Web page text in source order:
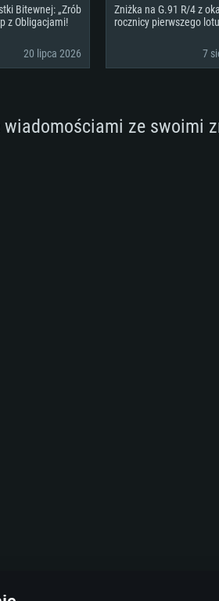
Bitewnej: „Zrób
z Obligacjami!
20 lipca 2026
Zniżka na G.91 R/4 z
rocznicy pierwszego
7
wiadomościami ze swoimi